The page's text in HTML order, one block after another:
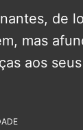
de
mas
aos